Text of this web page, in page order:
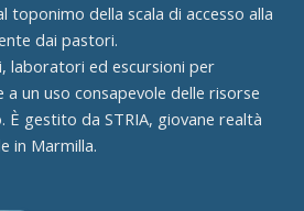
toponimo della scala di accesso alla
dai pastori.
laboratori ed escursioni per
a un uso consapevole delle risorse
gestito da STRIA, giovane realtà
in Marmilla.